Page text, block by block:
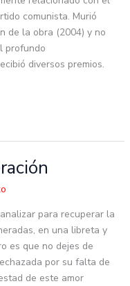
comunista. Murió
de la obra (2004) y no
profundo
diversos premios.
para recuperar la
en una libreta y
es que no dejes de
por su falta de
de este amor